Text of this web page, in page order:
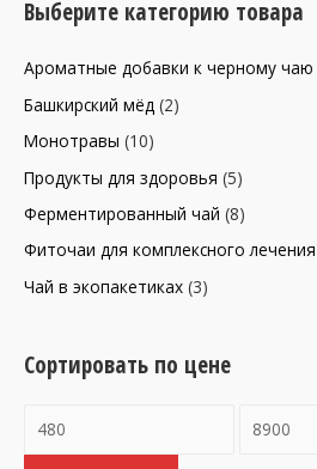
а
ь
:
Выберите категорию товара
Ароматные добавки к черному чаю
Башкирский мёд (2)
Монотравы (10)
Продукты для здоровья (5)
Ферментированный чай (8)
Фиточаи для комплексного лечения
Чай в экопакетиках (3)
Сортировать по цене
и